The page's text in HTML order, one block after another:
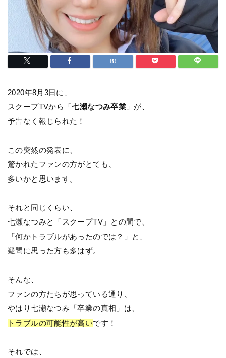
2020年8月3日に、
スクープTVから「七瀬なつみ卒業 」が、
予告なく報じられた！
この突然の発表に、
驚かれたファンの方がとても、
多いかと思います。
それと同じくらい、
七瀬なつみと「スクープTV」との間で、
「何かトラブルがあったのでは？」と、
疑問に思った方も多はず。
そんな、
ファンの方たちが思っている通り、
やはり七瀬なつみ「卒業の真相」は、
トラブルの可能性が高いです！
それでは、